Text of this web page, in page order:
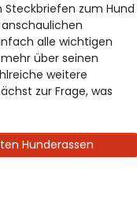
Steckbriefen zum Hund
alle wichtigen
über seinen
weitere
zur Frage, was
Hunderassen